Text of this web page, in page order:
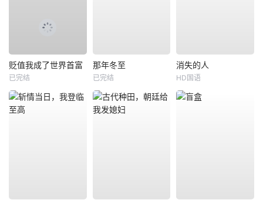
贬值我成了世界首富
已完结
那年冬至
已完结
消失的人
HD国语